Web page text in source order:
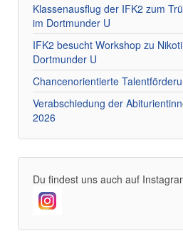
Klassenausflug der IFK2 zum
im Dortmunder U
IFK2 besucht Workshop zu
Dortmunder U
Chancenorientierte
Verabschiedung der
2026
Du findest uns auch auf